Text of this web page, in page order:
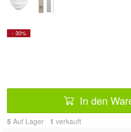
- 30%
In den
5 Auf Lager 1 verkauft